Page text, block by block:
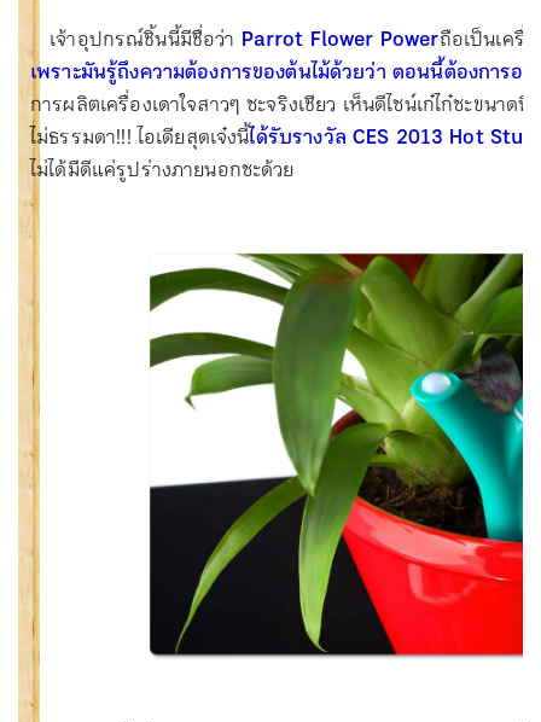
เจ้าอุปกรณ์ชิ้นนี้มีชื่อว่า Parrot Flower Powerถือเป็นเครื่
เพราะมันรู้ถึงความต้องการของต้นไม้ด้วยว่า ตอนนี้ต้องการอะ
การผลิตเครื่องเดาใจสาวๆ ซะจริงเชียว เห็นดีไซน์เก๋ไก๋ซะขนาด
ไม่ธรรมดา!!! ไอเดียสุดเจ๋งนี้ได้รับรางวัล CES 2013 Hot
ไม่ได้มีดีแค่รูปร่างภายนอกซะด้วย